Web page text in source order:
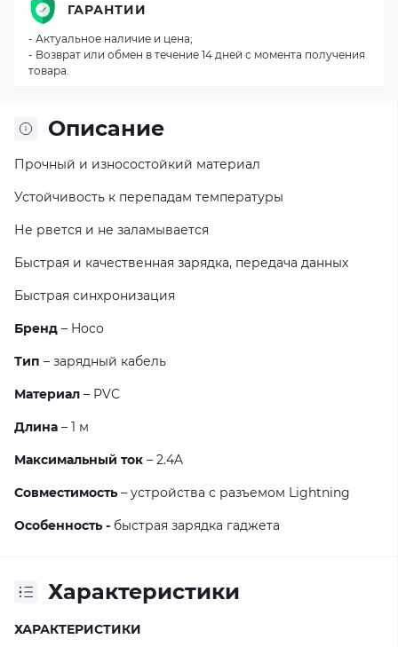
Описание
Прочный и износостойкий материал
Устойчивость к перепадам температуры
Не рвется и не заламывается
Быстрая и качественная зарядка, передача данных
Быстрая синхронизация
Бренд – Hoco
Тип – зарядный кабель
Материал – PVC
Длина – 1 м
Максимальный ток – 2.4A
Совместимость – устройства с разъемом Lightning
Особенность - быстрая зарядка гаджета
Характеристики
ХАРАКТЕРИСТИКИ
ГАРАНТИИ
- Актуальное наличие и цена;
- Возврат или обмен в течение 14 дней с момента получения
товара.